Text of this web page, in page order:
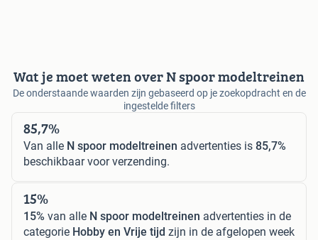
Wat je moet weten over N spoor modeltreinen
De onderstaande waarden zijn gebaseerd op je zoekopdracht en de
ingestelde filters
85,7%
Van alle N spoor modeltreinen advertenties is 85,7%
beschikbaar voor verzending.
15%
15% van alle N spoor modeltreinen advertenties in de
categorie Hobby en Vrije tijd zijn in de afgelopen week